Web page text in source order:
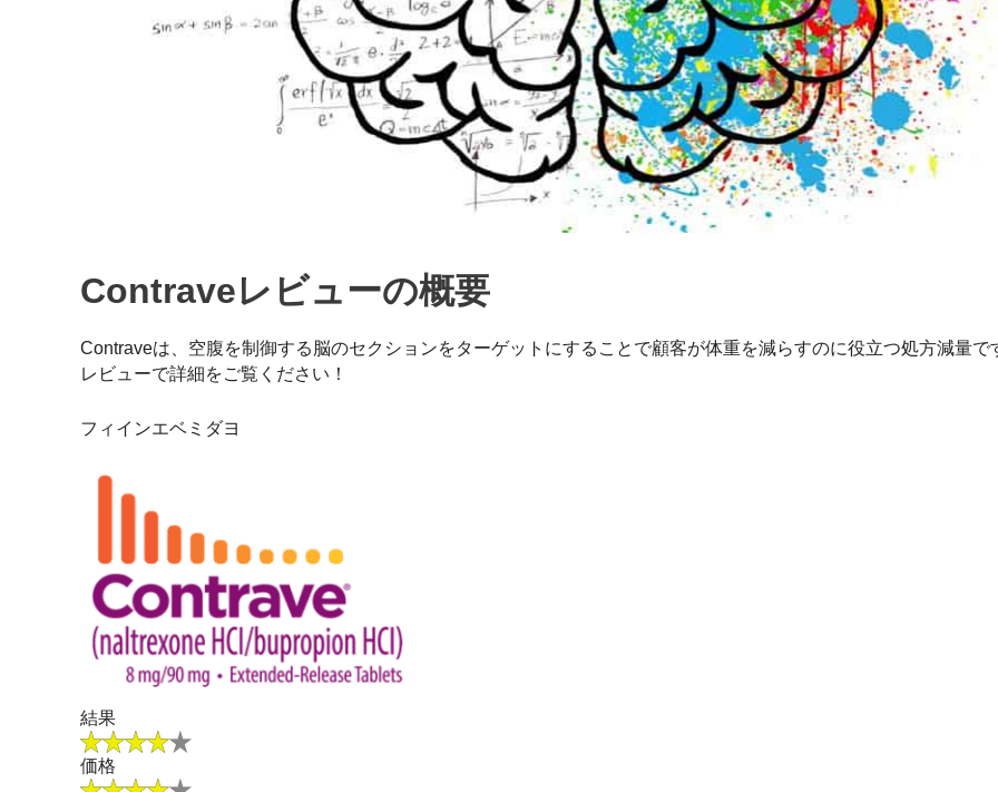
Contraveレビューの概要
Contraveは、空腹を制御する脳のセクションをターゲットにすることで顧客が体重を減らすのに役立つ処方減量で
レビューで詳細をご覧ください！
フィインエベミダヨ
結果
価格